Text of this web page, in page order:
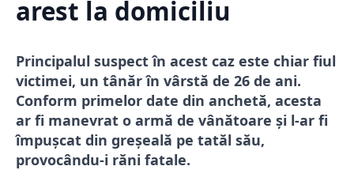
arest la domiciliu
Principalul suspect în acest caz este chiar fiul
victimei, un tânăr în vârstă de 26 de ani.
Conform primelor date din anchetă, acesta
ar fi manevrat o armă de vânătoare și l-ar fi
împușcat din greșeală pe tatăl său,
provocându-i răni fatale.